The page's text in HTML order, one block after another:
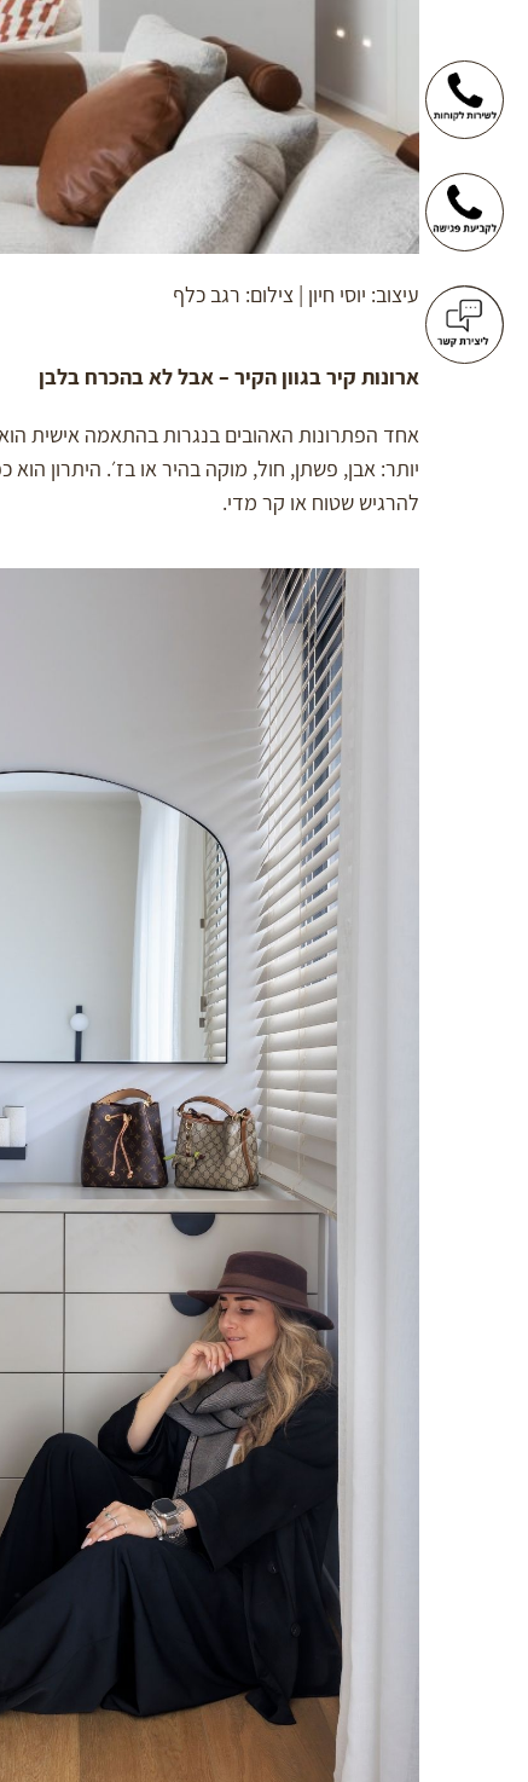
עיצוב: יוסי חיון | צילום: רגב כלף
ארונות קיר בגוון הקיר – אבל לא בהכרח בלבן
אחד הפתרונות האהובים בנגרות בהתאמה אישית
יותר: אבן, פשתן, חול, מוקה בהיר או בז׳. היתרון
להרגיש שטוח או קר מדי.